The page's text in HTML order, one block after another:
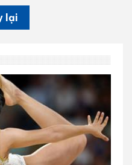
lại